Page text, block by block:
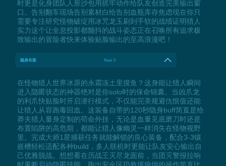
时更是化身团队人形沙包用抓牢动作给队友创造完美输出窗
口。告别翻车现场告别素材白给告别血瓶库存焦虑现在你只
需要专注研究怪物破绽用冰咒龙玉刷到手软的战绩证明猎人
实力这个让全息投影都颤抖的战斗姿态正在召唤所有追求极
致输出的冒险者快来体验贴脸输出的至高浪漫吧！
隐身衣装 Num 5
在怪物猎人世界冰原的永霜冻土里摸鱼？这身能让猎人瞬间
进入隐匿状态的神器绝对是你solo时的保命锦囊。当凶爪龙
的利爪快贴脸时开启潜行模式，不仅能完美规避仇恨值还能
让猎人从容跑毒回血。这装备自带的120秒隐身buff简直是给
莽夫猎人量身定制的苟命外挂，无论是血量见底磨刀时还是
布置陷阱的高危期，都能让猎人像幽灵一样消失在怪物视野
里。完成大师1星捕获任务就能解锁的良心装备，配合3-3镶
嵌槽轻松适配各种build，多人联机时更能让队友安心输出自
己优雅脱战。想想看在历战王灭尽龙面前，当团灭警报拉响